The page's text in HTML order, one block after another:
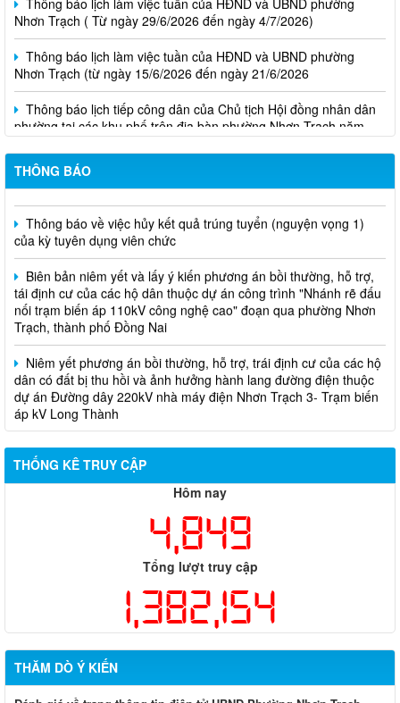
Nhơn Trạch ( Từ ngày 29/6/2026 đến ngày 4/7/2026)
Thông báo lịch làm việc tuần của HĐND và UBND phường
Nhơn Trạch (từ ngày 15/6/2026 đến ngày 21/6/2026
Thông báo lịch tiếp công dân của Chủ tịch Hội đồng nhân dân
phường tại các khu phố trên địa bàn phường Nhơn Trạch năm
2026
THÔNG BÁO
Niêm yết phương án bồi thường, hỗ trợ, tái định cư
Thông báo về việc hủy kết quả trúng tuyển (nguyện vọng 1)
của kỳ tuyên dụng viên chức
Biên bản niêm yết và lấy ý kiến phương án bồi thường, hỗ trợ,
tái định cư của các hộ dân thuộc dự án công trình "Nhánh rẽ đấu
nối trạm biến áp 110kV công nghệ cao" đoạn qua phường Nhơn
Trạch, thành phố Đồng Nai
Niêm yết phương án bồi thường, hỗ trợ, trái định cư của các hộ
dân có đất bị thu hồi và ảnh hưởng hành lang đường điện thuộc
dự án Đường dây 220kV nhà máy điện Nhơn Trạch 3- Trạm biến
áp kV Long Thành
Biên bản về việc niêm yết phương án bồi thường, hỗ trợ, tái
định cư của các hộ dân có đất bị thu hồi thuộc dự án nâng cấp
đường 25B cũ đoạn từ Trung tâm huyện Nhơn Trạch ra Quốc lộ
51, huyện Long Thành và huyện Nhơn Trạch
THỐNG KÊ TRUY CẬP
Hôm nay
4,849
Tổng lượt truy cập
1,382,154
THĂM DÒ Ý KIẾN